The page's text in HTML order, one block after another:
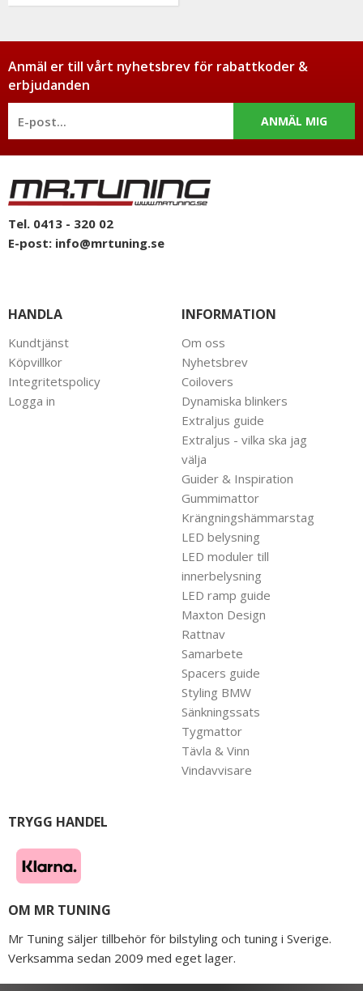
Anmäl er till vårt nyhetsbrev för rabattkoder &
erbjudanden
ANMÄL MIG
Tel. 0413 - 320 02
E-post: info@mrtuning.se
HANDLA
Kundtjänst
Köpvillkor
Integritetspolicy
Logga in
INFORMATION
Om oss
Nyhetsbrev
Coilovers
Dynamiska blinkers
Extraljus guide
Extraljus - vilka ska jag
välja
Guider & Inspiration
Gummimattor
Krängningshämmarstag
LED belysning
LED moduler till
innerbelysning
LED ramp guide
Maxton Design
Rattnav
Samarbete
Spacers guide
Styling BMW
Sänkningssats
Tygmattor
Tävla & Vinn
Vindavvisare
TRYGG HANDEL
OM MR TUNING
Mr Tuning säljer tillbehör för bilstyling och tuning i Sverige.
Verksamma sedan 2009 med eget lager.